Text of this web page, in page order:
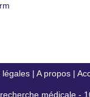
légales| A propos|
médicale -